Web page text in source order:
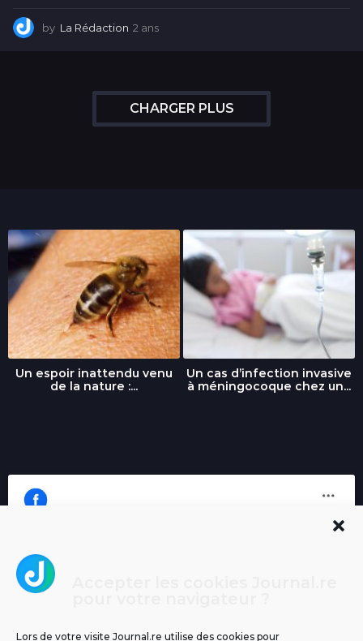
Lors de votre visite Journal.re utilise des cookies pour
by La Rédaction 2 ans
CHARGER PLUS
Un espoir inattendu venu
de la nature :...
Un cas d’infection invasive
à méningocoque chez un...